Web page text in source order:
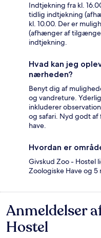
Indtjekning fra kl.
tidlig indtjekning
kl. 10.00. Der er
(afhænger af
indtjekning.
Hvad kan jeg
nærheden?
Benyt dig af
og vandreture.
inkluderer
og safari. Nyd godt
have.
Hvordan er
Givskud Zoo - Hostel
Zoologiske Have og
Anmeldelser
Anmeldelser
Hostel